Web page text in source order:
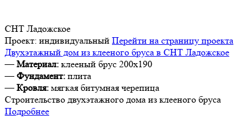
СНТ Ладожское
Проект: индивидуальный Перейти на страницу проекта
Двухэтажный дом из клееного бруса в СНТ Ладожское
—Материал: клееный брус 200х190
—Фундамент: плита
—Кровля: мягкая битумная черепица
Строительство двухэтажного дома из клееного бруса
Подробнее